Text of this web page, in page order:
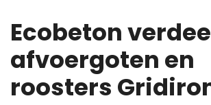
Ecobeton
afvoergoten en
roosters